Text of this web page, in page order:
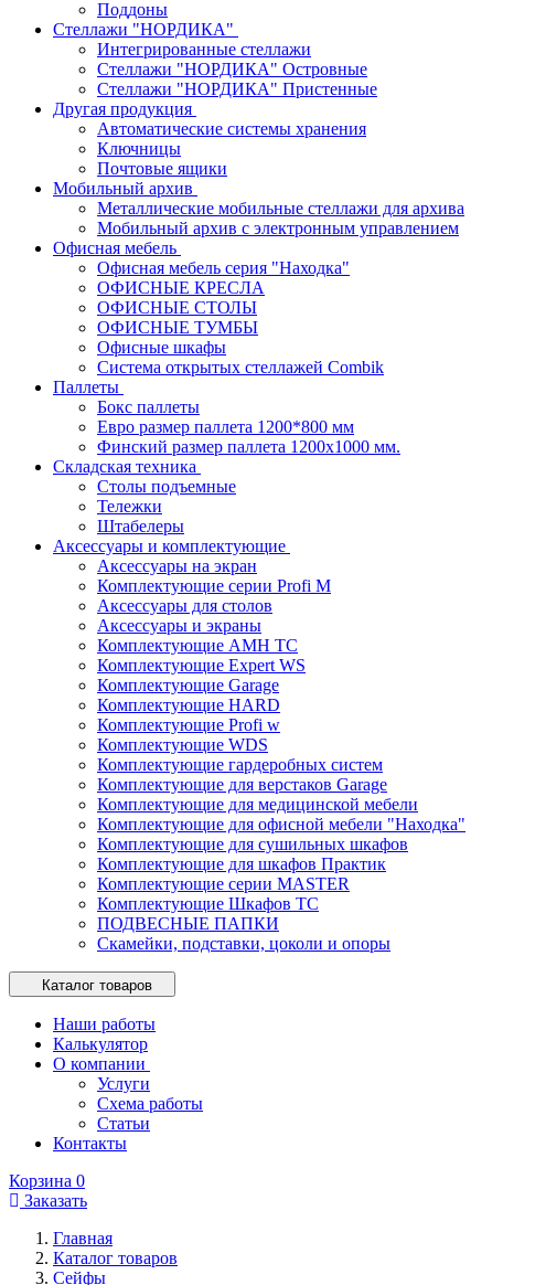
Поддоны
Стеллажи "НОРДИКА"
Интегрированные стеллажи
Стеллажи "НОРДИКА" Островные
Стеллажи "НОРДИКА" Пристенные
Другая продукция
Автоматические системы хранения
Ключницы
Почтовые ящики
Мобильный архив
Металлические мобильные стеллажи для архива
Мобильный архив с электронным управлением
Офисная мебель
Офисная мебель серия "Находка"
ОФИСНЫЕ КРЕСЛА
ОФИСНЫЕ СТОЛЫ
ОФИСНЫЕ ТУМБЫ
Офисные шкафы
Система открытых стеллажей Combik
Паллеты
Бокс паллеты
Евро размер паллета 1200*800 мм
Финский размер паллета 1200х1000 мм.
Складская техника
Столы подъемные
Тележки
Штабелеры
Аксессуары и комплектующие
Аксессуары на экран
Комплектующие серии Profi M
Аксессуары для столов
Аксессуары и экраны
Комплектующие AMH TC
Комплектующие Expert WS
Комплектующие Garage
Комплектующие HARD
Комплектующие Profi w
Комплектующие WDS
Комплектующие гардеробных систем
Комплектующие для верстаков Garage
Комплектующие для медицинской мебели
Комплектующие для офисной мебели "Находка"
Комплектующие для сушильных шкафов
Комплектующие для шкафов Практик
Комплектующие серии MASTER
Комплектующие Шкафов ТС
ПОДВЕСНЫЕ ПАПКИ
Скамейки, подставки, цоколи и опоры
Каталог товаров
Наши работы
Калькулятор
О компании
Услуги
Схема работы
Статьи
Контакты
Корзина 0
Заказать
Главная
Каталог товаров
Сейфы